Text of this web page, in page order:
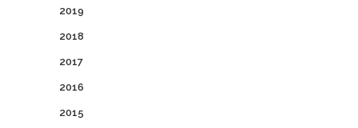
2019
2018
2017
2016
2015